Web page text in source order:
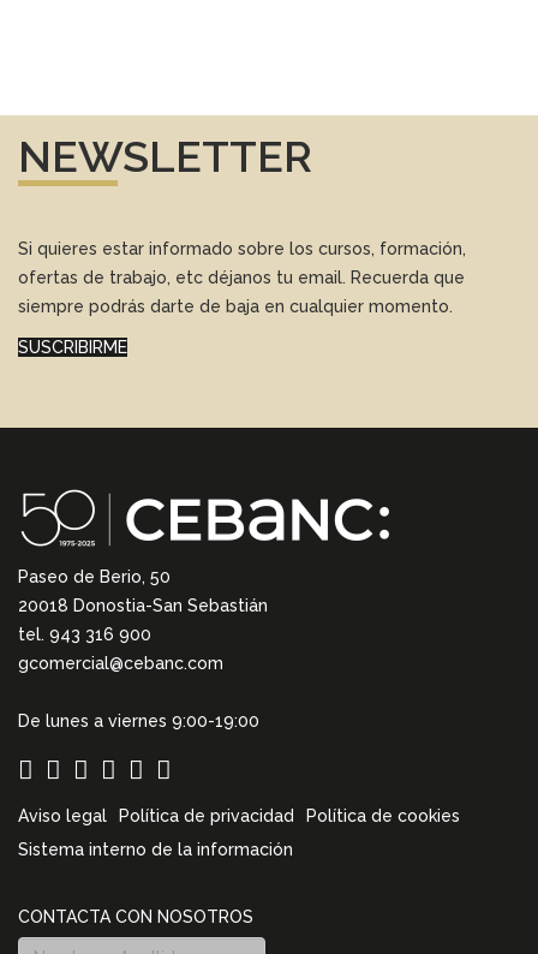
NEWSLETTER
Si quieres estar informado sobre los cursos, formación,
ofertas de trabajo, etc déjanos tu email. Recuerda que
siempre podrás darte de baja en cualquier momento.
SUSCRIBIRME
Paseo de Berio, 50
20018 Donostia-San Sebastián
tel. 943 316 900
gcomercial@cebanc.com
De lunes a viernes 9:00-19:00
Aviso legal Política de privacidad
Política de cookies
Sistema interno de la información
CONTACTA CON NOSOTROS